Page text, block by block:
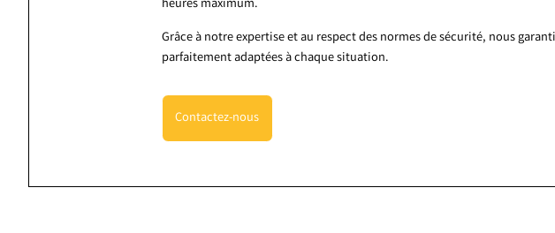
heures maximum.
Grâce à notre expertise et au respect des normes de sécurité, nous
parfaitement adaptées à chaque situation.
Contactez-nous